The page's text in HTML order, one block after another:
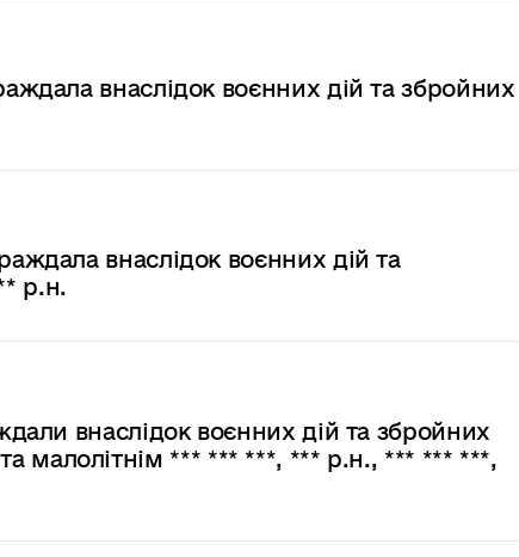
внаслідок воєнних дій та збройних
внаслідок воєнних дій та
р.н.
внаслідок воєнних дій та збройних
малолітнім *** *** ***, *** р.н., *** *** ***,